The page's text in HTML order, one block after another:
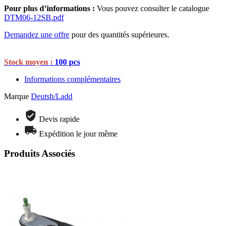
Pour plus d’informations : Vous pouvez consulter le catalogue
DTM06-12SB.pdf
Demandez une offre pour des quantités supérieures.
Stock moyen : 100 pcs
Informations complémentaires
Marque Deutsh/Ladd
Devis rapide
Expédition le jour même
Produits Associés